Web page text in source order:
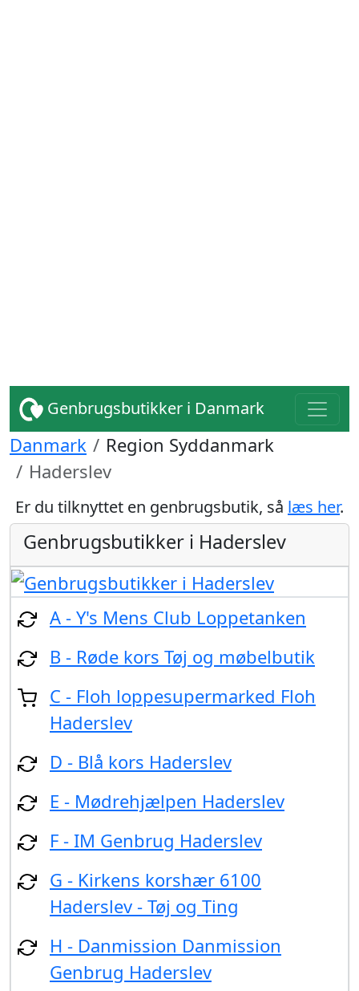
Genbrugsbutikker i Danmark
Danmark
Region Syddanmark
Haderslev
Er du tilknyttet en genbrugsbutik, så læs her.
Genbrugsbutikker i Haderslev
A - Y's Mens Club Loppetanken
B - Røde kors Tøj og møbelbutik
C - Floh loppesupermarked Floh
Haderslev
D - Blå kors Haderslev
E - Mødrehjælpen Haderslev
F - IM Genbrug Haderslev
G - Kirkens korshær 6100
Haderslev - Tøj og Ting
H - Danmission Danmission
Genbrug Haderslev